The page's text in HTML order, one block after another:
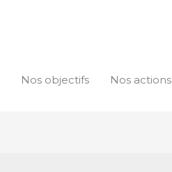
Nos objectifs Nos actions